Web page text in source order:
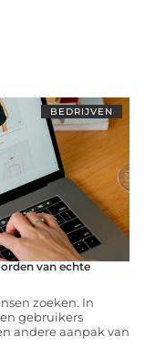
BEDRIJVEN
van echte
zoeken. In
gebruikers
andere aanpak van